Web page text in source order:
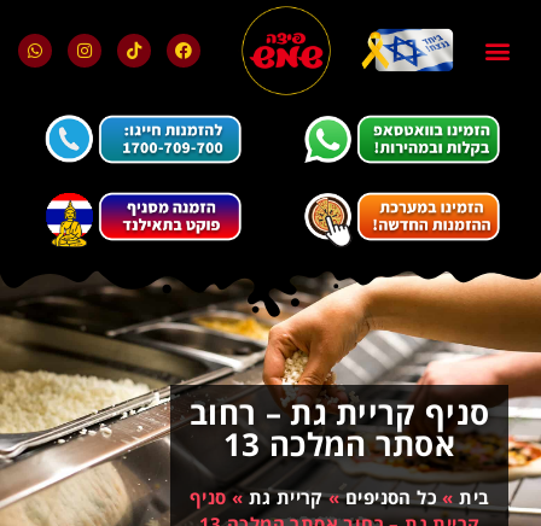
סניף קריית גת – רחוב
אסתר המלכה 13
בית» כל הסניפים»קריית גת »סניף